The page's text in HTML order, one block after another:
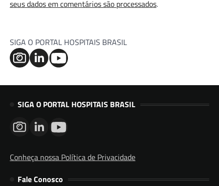
seus dados em comentários são processados.
SIGA O PORTAL HOSPITAIS BRASIL
SIGA O PORTAL HOSPITAIS BRASIL
Conheça nossa Política de Privacidade
Fale Conosco